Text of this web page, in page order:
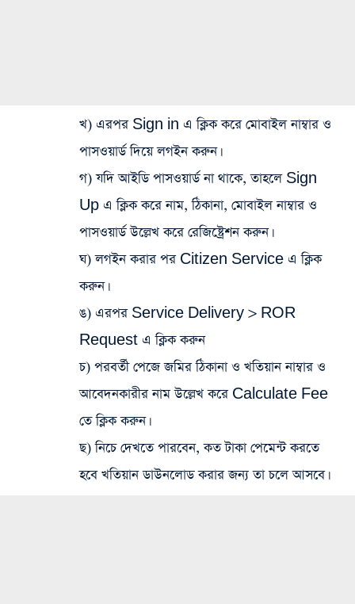
খ) এরপর Sign in এ ক্লিক করে মোবাইল নাম্বার ও
পাসওয়ার্ড দিয়ে লগইন করুন।
গ) যদি আইডি পাসওয়ার্ড না থাকে, তাহলে Sign
Up এ ক্লিক করে নাম, ঠিকানা, মোবাইল নাম্বার ও
পাসওয়ার্ড উল্লেখ করে রেজিষ্ট্রেশন করুন।
ঘ) লগইন করার পর Citizen Service এ ক্লিক
করুন।
ঙ) এরপর Service Delivery > ROR
Request এ ক্লিক করুন
চ) পরবর্তী পেজে জমির ঠিকানা ও খতিয়ান নাম্বার ও
আবেদনকারীর নাম উল্লেখ করে Calculate Fee
তে ক্লিক করুন।
ছ) নিচে দেখতে পারবেন, কত টাকা পেমেন্ট করতে
হবে খতিয়ান ডাউনলোড করার জন্য তা চলে আসবে।